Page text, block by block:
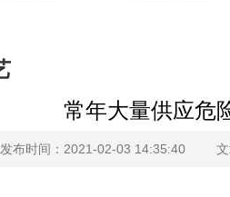
常年大量供应危
发布时间：2021-02-03 14:35:40